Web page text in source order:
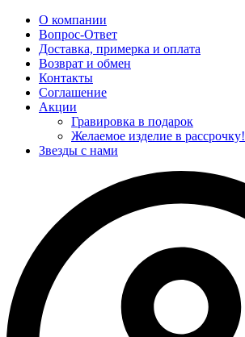
О компании
Вопрос-Ответ
Доставка, примерка и оплата
Возврат и обмен
Контакты
Соглашение
Акции
Гравировка в подарок
Желаемое изделие в рассрочку!
Звезды с нами